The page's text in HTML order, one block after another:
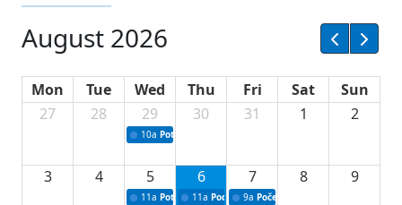
August 2026
Mon Tue Wed Thu Fri Sat
Sun
27
28 29
10a Potpisivanje ugovora sa neprofitnim
30 31 1 2
3 4 5
11a Potpisivanje ugovora o stipendijama za
6
11a Podrška razvoju vodne infrastrukture u
7
9a Početak izgradnje nove
8 9